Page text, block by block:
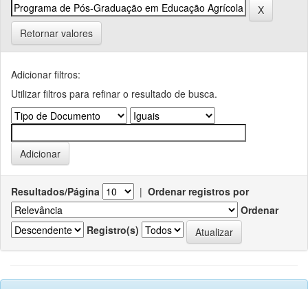
Retornar valores
Adicionar filtros:
Utilizar filtros para refinar o resultado de busca.
Resultados/Página | Ordenar registros por
Ordenar
Registro(s)